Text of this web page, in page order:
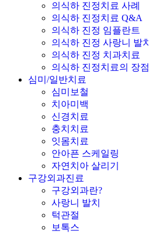
의식하 진정치료 사례
의식하 진정치료 Q&A
의식하 진정 임플란트
의식하 진정 사랑니 발치
의식하 진정 치과치료
의식하 진정치료의 장점
심미/일반치료
심미보철
치아미백
신경치료
충치치료
잇몸치료
안아픈 스케일링
자연치아 살리기
구강외과진료
구강외과란?
사랑니 발치
턱관절
보톡스